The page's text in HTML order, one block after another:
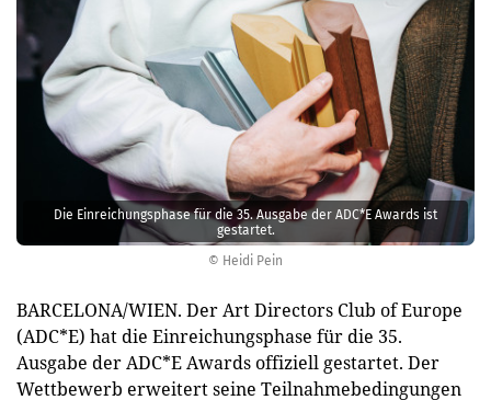
© Heidi Pein
Die Einreichungsphase für die 35. Ausgabe der ADC*E Awards ist
gestartet.
BARCELONA/WIEN. Der Art Directors Club of Europe
(ADC*E) hat die Einreichungsphase für die 35.
Ausgabe der ADC*E Awards offiziell gestartet. Der
Wettbewerb erweitert seine Teilnahmebedingungen